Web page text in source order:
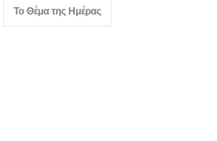
Το Θέμα της Ημέρας